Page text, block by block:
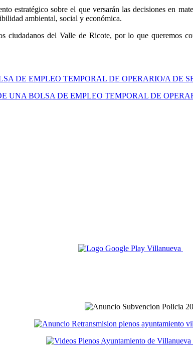
estratégico sobre el que versarán las decisiones en
ambiental, social y económica.
ciudadanos del Valle de Ricote, por lo que queremos
DE EMPLEO TEMPORAL DE OPERARIO/A DE
UNA BOLSA DE EMPLEO TEMPORAL DE